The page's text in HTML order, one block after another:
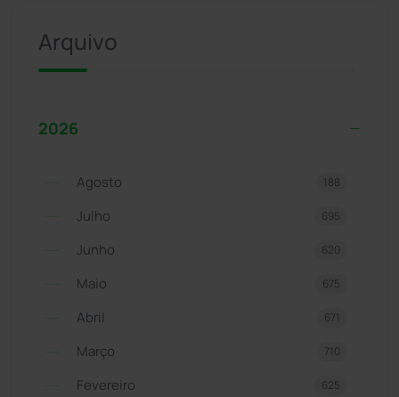
Arquivo
2026
Agosto 188
Julho 695
Junho 620
Maio 675
Abril 671
Março 710
Fevereiro 625